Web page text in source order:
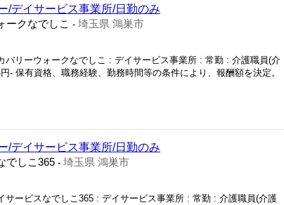
/デイサービス事業所/日勤のみ
ークなでしこ - 埼玉県 鴻巣市
バリーウォークなでしこ : デイサービス事業所 : 常勤 : 介護職員(介
- 保有資格、職務経験、勤務時間等の条件により、報酬額を決定。
/デイサービス事業所/日勤のみ
でしこ365 - 埼玉県 鴻巣市
サービスなでしこ365 : デイサービス事業所 : 常勤 : 介護職員(介護